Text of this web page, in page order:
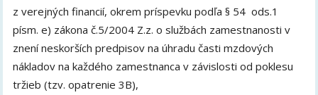
z verejných financií, okrem príspevku podľa § 54 ods.1
písm. e) zákona č.5/2004 Z.z. o službách zamestnanosti v
znení neskorších predpisov na úhradu časti mzdových
nákladov na každého zamestnanca v závislosti od poklesu
tržieb (tzv. opatrenie 3B),